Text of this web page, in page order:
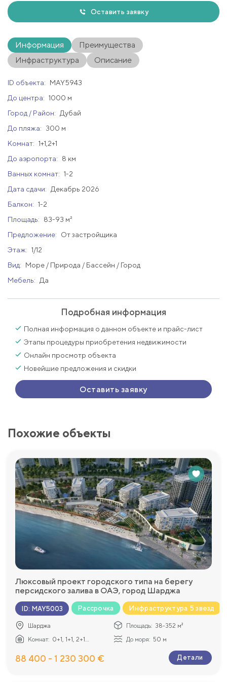
Оставить заявку
Информация
Преимущества
Инфраструктура
Описание
ID объекта:
MAY5943
До центра: 1000 м
Город / Район:
Дубай
До пляжа:
300 м
Комнат: 1+1,2+1
До аэропорта:
8 км
Ванных комнат: 1-2
Дата сдачи:
Декабрь 2026
Балкон: 1-2
Площадь:
83-93 м²
Предложение:
От застройщика
Этаж: 1/12
Вид:
Море / Природа / Бассейн / Город
Мебель:
Да
Подробная информация
Полная информация о данном объекте и прайс-лист
Этапы процедуры приобретения недвижимости
Онлайн просмотр объекта
Новейшие предложения и скидки
Оставить заявку
Похожие объекты
Люксовый проект городского типа на берегу
персидского залива в ОАЭ, город Шарджа
ID: MAY5003 Рассрочка Инфраструктура 5 звезд
Шарджа Площадь: 38-352 м²
Комнат: 0+1, 1+1, 2+1... До моря: 50 м
88 400 - 1 230 300 € Детали